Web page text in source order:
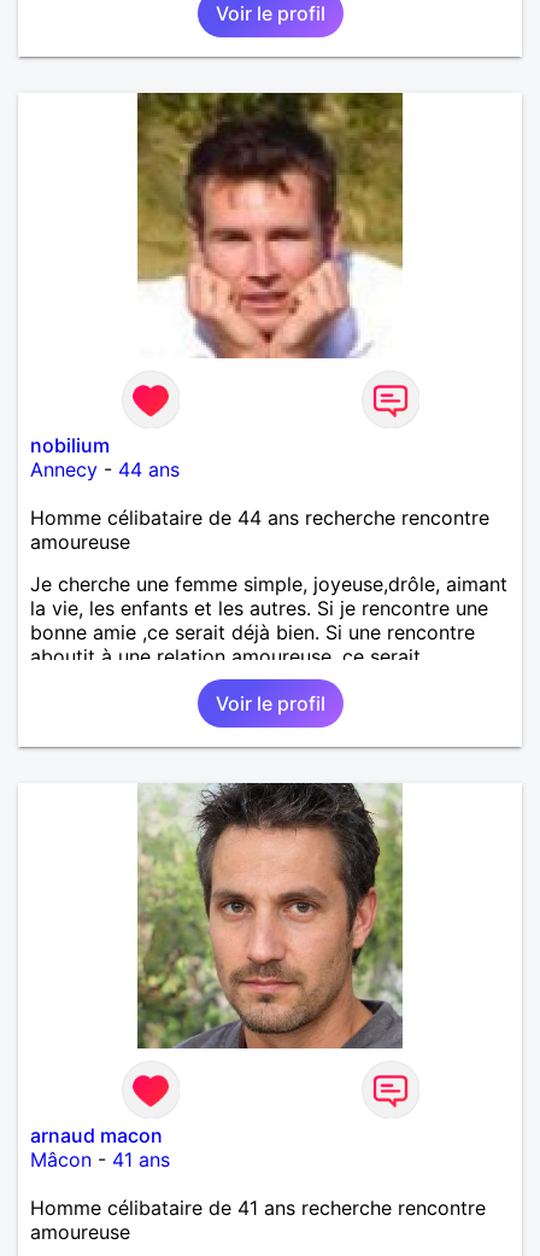
la rigidité, la complicité à l'indépendance égoïste, le
respect à la suffisance...
Voir le profil
nobilium
Annecy - 44 ans
Homme célibataire de 44 ans recherche rencontre
amoureuse
Je cherche une femme simple, joyeuse,drôle, aimant
la vie, les enfants et les autres. Si je rencontre une
bonne amie ,ce serait déjà bien. Si une rencontre
aboutit à une relation amoureuse, ce serait
Voir le profil
arnaud macon
Mâcon - 41 ans
Homme célibataire de 41 ans recherche rencontre
amoureuse